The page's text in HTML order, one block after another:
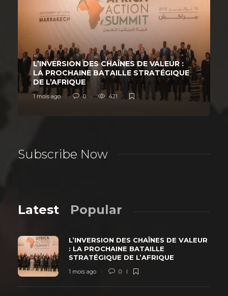
L’INVERSION DES CHAÎNES DE VALEUR :
LA PROCHAINE BATAILLE STRATÉGIQUE
DE L’AFRIQUE
1 mois ago 0 421
Subscribe Now
Latest Popular
L’INVERSION DES CHAÎNES DE VALEUR
: LA PROCHAINE BATAILLE
STRATÉGIQUE DE L’AFRIQUE
1 mois ago 0